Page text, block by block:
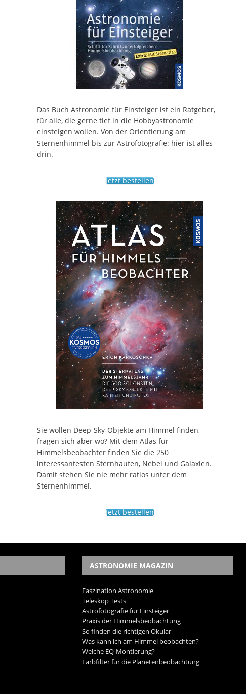
Das Buch Astronomie für Einsteiger ist ein Ratgeber,
für alle, die gerne tief in die Hobbyastronomie
einsteigen wollen. Von der Orientierung am
Sternenhimmel bis zur Astrofotografie: hier ist alles
drin.
Jetzt bestellen
Sie wollen Deep-Sky-Objekte am Himmel finden,
fragen sich aber wo? Mit dem Atlas für
Himmelsbeobachter finden Sie die 250
interessantesten Sternhaufen, Nebel und Galaxien.
Damit stehen Sie nie mehr ratlos unter dem
Sternenhimmel.
Jetzt bestellen
ASTRONOMIE MAGAZIN
Faszination Astronomie
Teleskop Tests
Astrofotografie für Einsteiger
Praxis der Himmelsbeobachtung
So finden die richtigen Okular
Was kann ich am Himmel beobachten?
Welche EQ-Montierung?
Farbfilter für die Planetenbeobachtung